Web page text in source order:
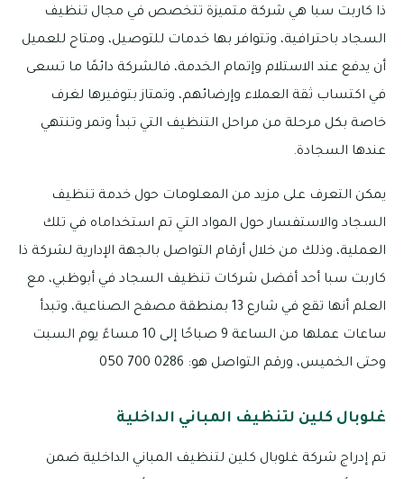
ذا كاربت سبا هي شركة متميزة تتخصص في مجال تنظيف
السجاد باحترافية، وتتوافر بها خدمات للتوصيل، ومتاح للعميل
أن يدفع عند الاستلام وإتمام الخدمة، فالشركة دائمًا ما تسعى
في اكتساب ثقة العملاء وإرضائهم، وتمتاز بتوفيرها لغرف
خاصة بكل مرحلة من مراحل التنظيف التي تبدأ وتمر وتنتهي
عندها السجادة.
يمكن التعرف على مزيد من المعلومات حول خدمة تنظيف
السجاد والاستفسار حول المواد التي تم استخداماه في تلك
العملية، وذلك من خلال أرقام التواصل بالجهة الإدارية لشركة ذا
كاربت سبا أحد أفضل شركات تنظيف السجاد في أبوظبي، مع
العلم أنها تقع في شارع 13 بمنطقة مصفح الصناعية، وتبدأ
ساعات عملها من الساعة 9 صباحًا إلى 10 مساءً يوم السبت
وحتى الخميس، ورقم التواصل هو: 0286 700 050
غلوبال كلين لتنظيف المباني الداخلية
تم إدراج شركة غلوبال كلين لتنظيف المباني الداخلية ضمن